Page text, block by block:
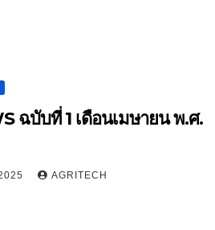
ฉบับที่ 1 เดือนเมษายน พ.ศ.
AGRITECH